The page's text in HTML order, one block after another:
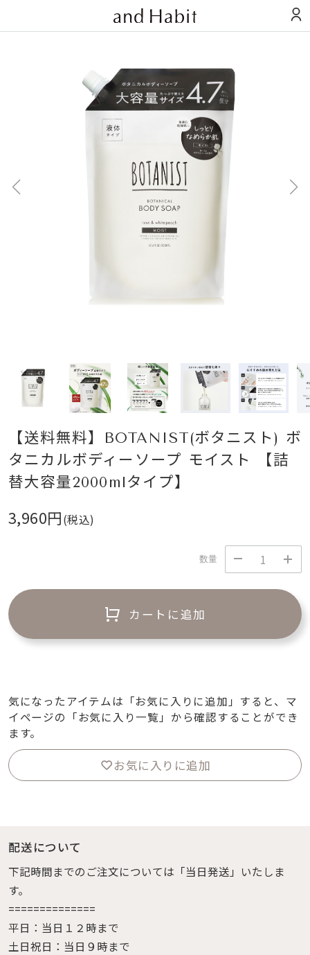
【送料無料】BOTANIST(ボタニスト) ボ
タニカルボディーソープ モイスト 【詰
替大容量2000mlタイプ】
3,960円(税込)
数量
カートに追加
気になったアイテムは「お気に入りに追加」すると、マ
イページの「お気に入り一覧」から確認することができ
ます。
お気に入りに追加
配送について
下記時間までのご注文については「当日発送」いたしま
す。
==============
平日：当日１２時まで
土日祝日：当日９時まで